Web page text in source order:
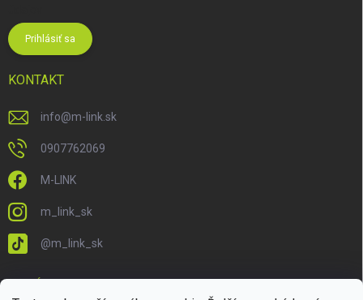
Prihlásiť sa
KONTAKT
info@m-link.sk
0907762069
M-LINK
m_link_sk
@m_link_sk